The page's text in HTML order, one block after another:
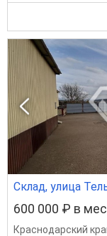
Склад, улица
600 000 ₽ в
Краснодарский